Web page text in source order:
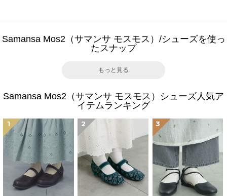
Samansa Mos2（サマンサ モスモス）/シューズを使っ
たスナップ
もっと見る
Samansa Mos2（サマンサ モスモス）シューズ人気ア
イテムランキング
1 2 3